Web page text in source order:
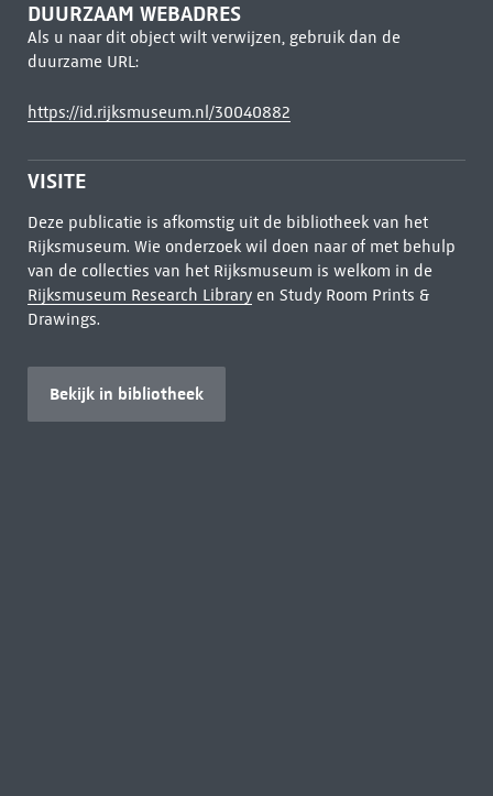
DUURZAAM WEBADRES
Als u naar dit object wilt verwijzen, gebruik dan de
duurzame URL:
https://id.rijksmuseum.nl/30040882
VISITE
Deze publicatie is afkomstig uit de bibliotheek van het
Rijksmuseum. Wie onderzoek wil doen naar of met behulp
van de collecties van het Rijksmuseum is welkom in de
Rijksmuseum Research Libraryen Study Room Prints &
Drawings.
Bekijk in bibliotheek